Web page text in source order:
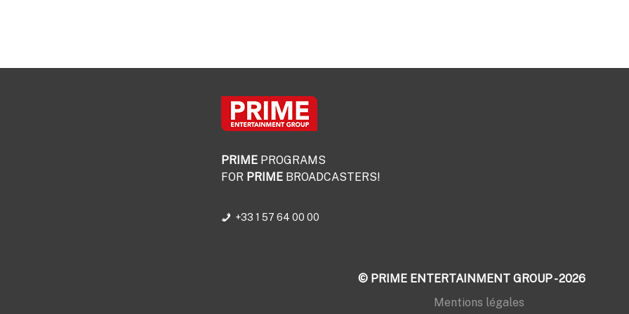
PRIMEPROGRAMS
FOR PRIMEBROADCASTERS!
+33 1 57 64 00 00
© PRIME ENTERTAINMENT GROUP - 2026
Mentions légales